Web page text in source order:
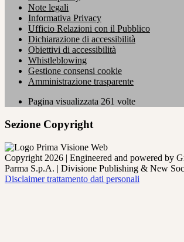
Note legali
Informativa Privacy
Ufficio Relazioni con il Pubblico
Dichiarazione di accessibilità
Obiettivi di accessibilità
Whistleblowing
Gestione consensi cookie
Amministrazione trasparente
Pagina visualizzata 261 volte
Sezione Copyright
Copyright 2026 | Engineered and powered by
Parma S.p.A. | Divisione Publishing & New
Disclaimer trattamento dati personali